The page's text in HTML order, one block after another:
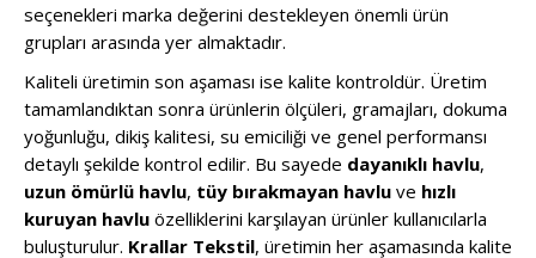
seçenekleri marka değerini destekleyen önemli ürün
grupları arasında yer almaktadır.
Kaliteli üretimin son aşaması ise kalite kontroldür. Üretim
tamamlandıktan sonra ürünlerin ölçüleri, gramajları, dokuma
yoğunluğu, dikiş kalitesi, su emiciliği ve genel performansı
detaylı şekilde kontrol edilir. Bu sayede dayanıklı havlu,
uzun ömürlü havlu, tüy bırakmayan havlu ve hızlı
kuruyan havlu özelliklerini karşılayan ürünler kullanıcılarla
buluşturulur. Krallar Tekstil, üretimin her aşamasında kalite